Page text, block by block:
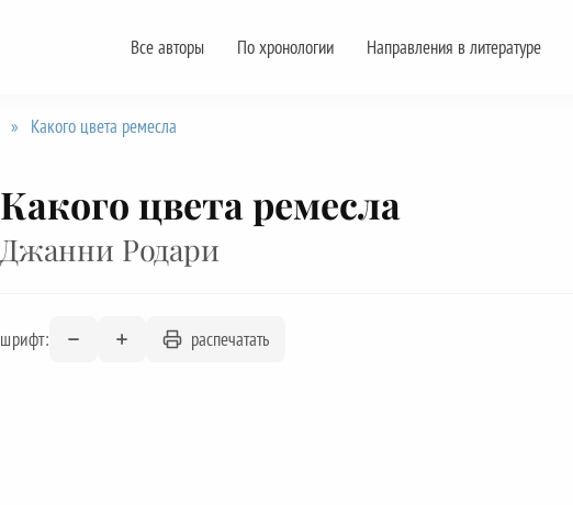
Все авторы По хронологии Направления в литературе
» Какого цвета ремесла
Какого цвета ремесла
Джанни Родари
шрифт: распечатать